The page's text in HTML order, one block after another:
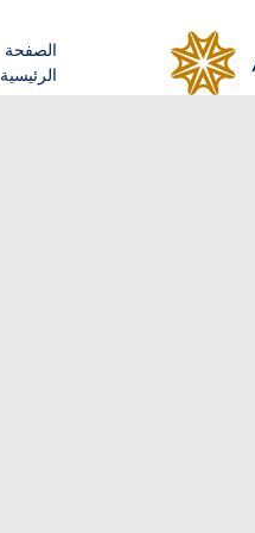
الصفحة
الرئيسية